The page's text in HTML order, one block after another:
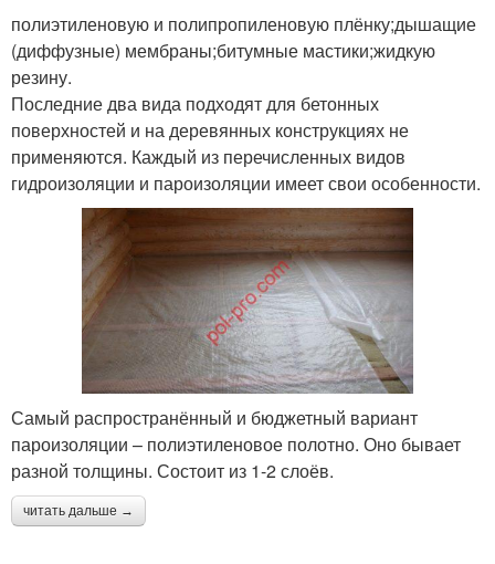
полиэтиленовую и полипропиленовую плёнку;дышащие
(диффузные) мембраны;битумные мастики;жидкую
резину.
Последние два вида подходят для бетонных
поверхностей и на деревянных конструкциях не
применяются. Каждый из перечисленных видов
гидроизоляции и пароизоляции имеет свои особенности.
Самый распространённый и бюджетный вариант
пароизоляции – полиэтиленовое полотно. Оно бывает
разной толщины. Состоит из 1-2 слоёв.
читать дальше →